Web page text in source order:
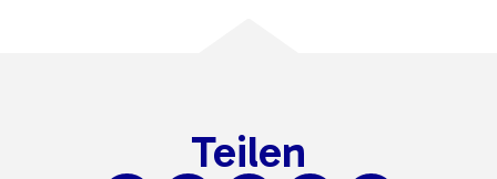
Teilen